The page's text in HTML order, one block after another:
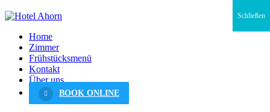
Home
Zimmer
Frühstücksmenü
Kontakt
Über uns
BOOK ONLINE
Schließen